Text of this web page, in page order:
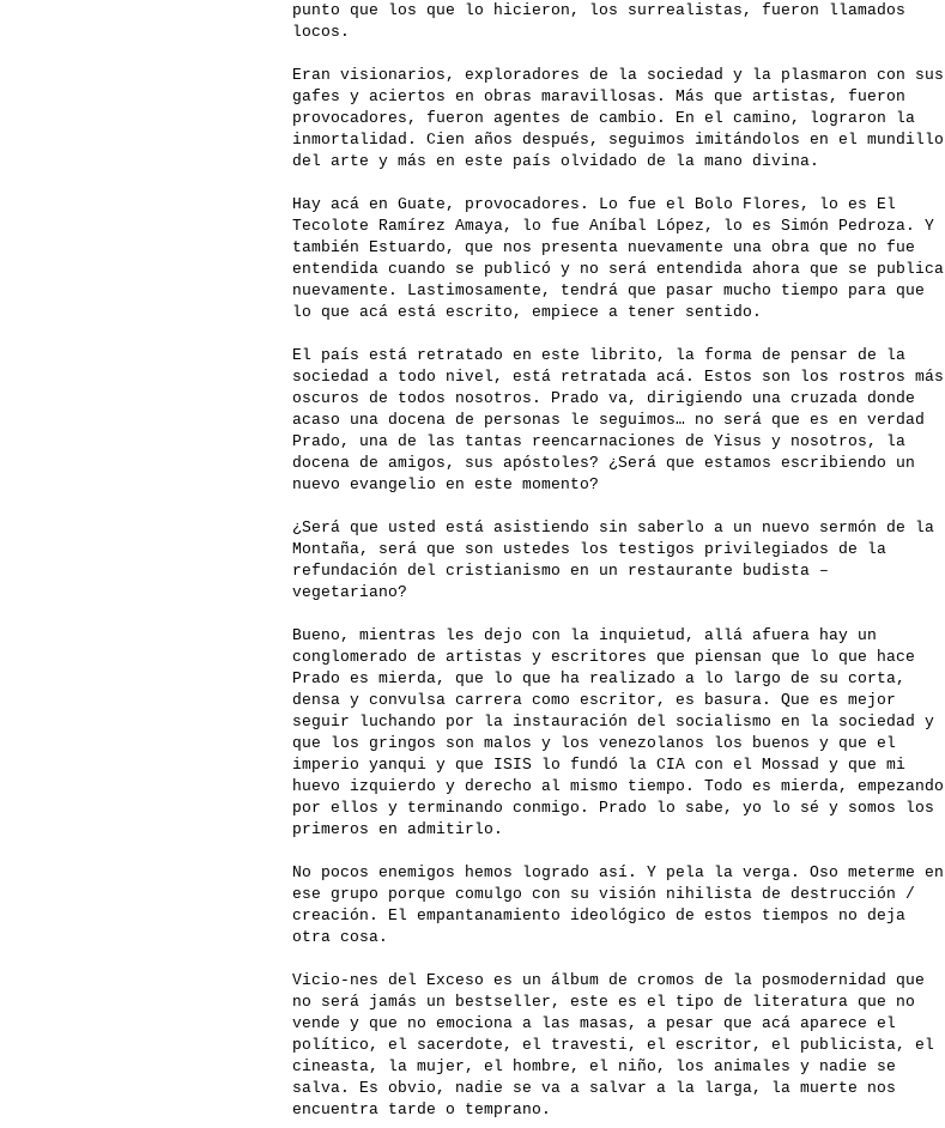
punto que los que lo hicieron, los surrealistas, fueron llamados
locos.
Eran visionarios, exploradores de la sociedad y la plasmaron con sus
gafes y aciertos en obras maravillosas. Más que artistas, fueron
provocadores, fueron agentes de cambio. En el camino, lograron la
inmortalidad. Cien años después, seguimos imitándolos en el mundillo
del arte y más en este país olvidado de la mano divina.
Hay acá en Guate, provocadores. Lo fue el Bolo Flores, lo es El
Tecolote Ramírez Amaya, lo fue Aníbal López, lo es Simón Pedroza. Y
también Estuardo, que nos presenta nuevamente una obra que no fue
entendida cuando se publicó y no será entendida ahora que se publica
nuevamente. Lastimosamente, tendrá que pasar mucho tiempo para que
lo que acá está escrito, empiece a tener sentido.
El país está retratado en este librito, la forma de pensar de la
sociedad a todo nivel, está retratada acá. Estos son los rostros más
oscuros de todos nosotros. Prado va, dirigiendo una cruzada donde
acaso una docena de personas le seguimos… no será que es en verdad
Prado, una de las tantas reencarnaciones de Yisus y nosotros, la
docena de amigos, sus apóstoles? ¿Será que estamos escribiendo un
nuevo evangelio en este momento?
¿Será que usted está asistiendo sin saberlo a un nuevo sermón de la
Montaña, será que son ustedes los testigos privilegiados de la
refundación del cristianismo en un restaurante budista –
vegetariano?
Bueno, mientras les dejo con la inquietud, allá afuera hay un
conglomerado de artistas y escritores que piensan que lo que hace
Prado es mierda, que lo que ha realizado a lo largo de su corta,
densa y convulsa carrera como escritor, es basura. Que es mejor
seguir luchando por la instauración del socialismo en la sociedad y
que los gringos son malos y los venezolanos los buenos y que el
imperio yanqui y que ISIS lo fundó la CIA con el Mossad y que mi
huevo izquierdo y derecho al mismo tiempo. Todo es mierda, empezando
por ellos y terminando conmigo. Prado lo sabe, yo lo sé y somos los
primeros en admitirlo.
No pocos enemigos hemos logrado así. Y pela la verga. Oso meterme en
ese grupo porque comulgo con su visión nihilista de destrucción /
creación. El empantanamiento ideológico de estos tiempos no deja
otra cosa.
Vicio-nes del Exceso es un álbum de cromos de la posmodernidad que
no será jamás un bestseller, este es el tipo de literatura que no
vende y que no emociona a las masas, a pesar que acá aparece el
político, el sacerdote, el travesti, el escritor, el publicista, el
cineasta, la mujer, el hombre, el niño, los animales y nadie se
salva. Es obvio, nadie se va a salvar a la larga, la muerte nos
encuentra tarde o temprano.